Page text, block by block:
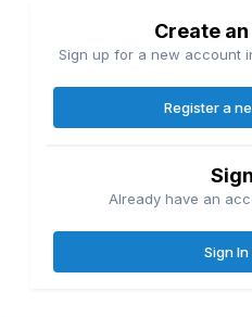
Create
Sign up for a new account
Register a
Already have an
Sign